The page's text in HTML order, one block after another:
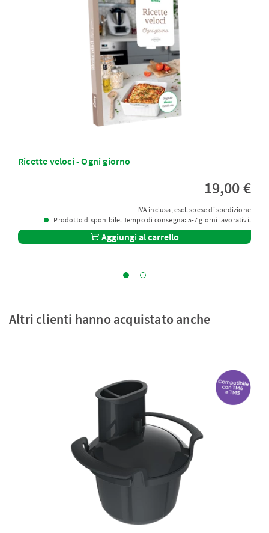
Ricette veloci - Ogni giorno
19,00 €
IVA inclusa, escl. spese di spedizione
Prodotto disponibile. Tempo di consegna: 5-7 giorni lavorativi.
Aggiungi al carrello
Altri clienti hanno acquistato anche